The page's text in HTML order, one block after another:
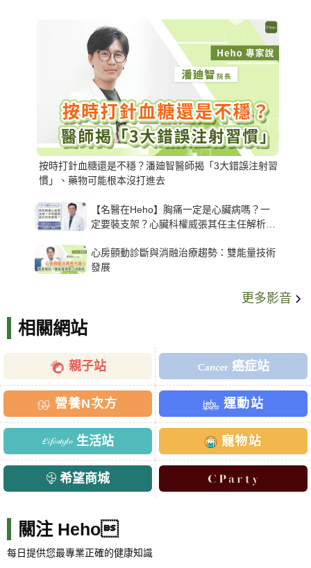
按時打針血糖還是不穩？潘廸智醫師揭「3大錯誤注射習
慣」、藥物可能根本沒打進去
【名醫在Heho】胸痛一定是心臟病嗎？一
定要裝支架？心臟科權威張其任主任解析支
心房顫動診斷與消融治療趨勢：雙能量技術
發展
更多影音
相關網站
親子站 癌症站
營養N次方 運動站
生活站 寵物站
希望商城
關注 Heho
每日提供您最專業正確的健康知識